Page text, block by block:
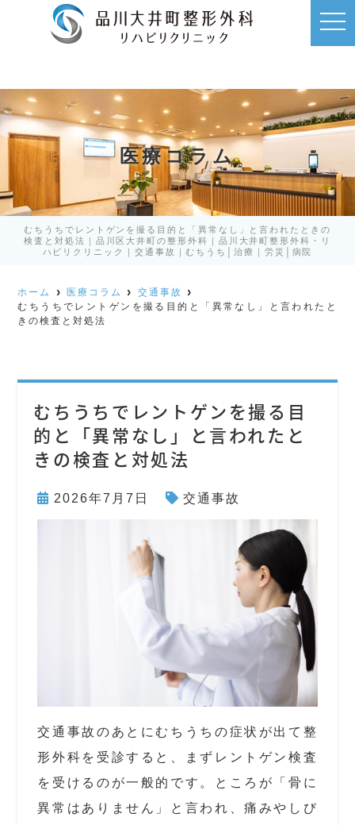
医療コラム
むちうちでレントゲンを撮る目的と「異常なし」と言われたときの
検査と対処法｜品川区大井町の整形外科｜品川大井町整形外科・リ
ハビリクリニック｜交通事故｜むちうち│治療｜労災│病院
t
o
n
a
v
i
i
o
n
ホーム 医療コラム
交通事故
むちうちでレントゲンを撮る目的と「異常なし」と言われたと
きの検査と対処法
むちうちでレントゲンを撮る目
的と「異常なし」と言われたと
きの検査と対処法
2026年7月7日 交通事故
交通事故のあとにむちうちの症状が出て整
形外科を受診すると、まずレントゲン検査
を受けるのが一般的です。ところが「骨に
異常はありません」と言われ、痛みやしび